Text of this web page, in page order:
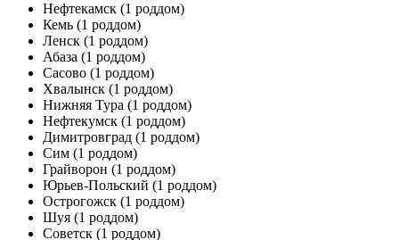
Нефтекамск (1 роддом)
Кемь (1 роддом)
Ленск (1 роддом)
Абаза (1 роддом)
Сасово (1 роддом)
Хвалынск (1 роддом)
Нижняя Тура (1 роддом)
Нефтекумск (1 роддом)
Димитровград (1 роддом)
Сим (1 роддом)
Грайворон (1 роддом)
Юрьев-Польский (1 роддом)
Острогожск (1 роддом)
Шуя (1 роддом)
Советск (1 роддом)